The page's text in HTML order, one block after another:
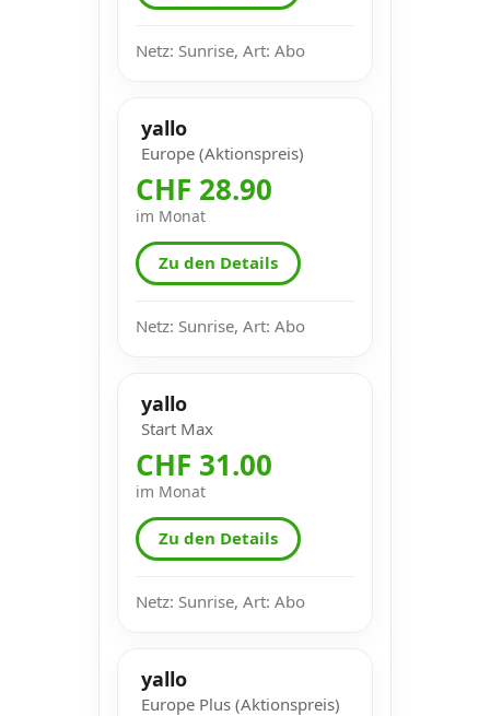
Netz: Sunrise, Art: Abo
yallo
Europe (Aktionspreis)
CHF 28.90
im Monat
Zu den Details
Netz: Sunrise, Art: Abo
yallo
Start Max
CHF 31.00
im Monat
Zu den Details
Netz: Sunrise, Art: Abo
yallo
Europe Plus (Aktionspreis)